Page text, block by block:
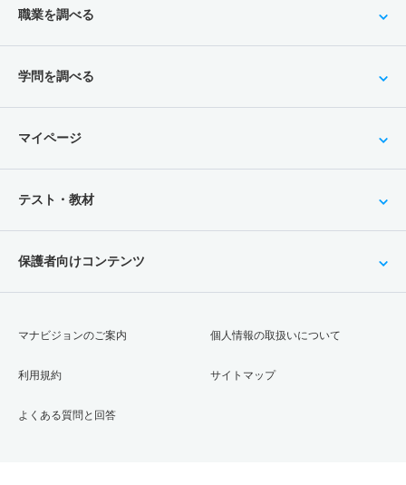
職業を調べる
学問を調べる
マイページ
テスト・教材
保護者向けコンテンツ
マナビジョンのご案内
利用規約
よくある質問と回答
個人情報の取扱いについて
サイトマップ